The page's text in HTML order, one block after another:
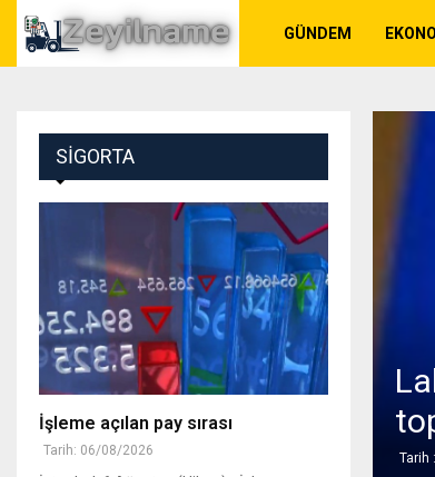
GÜNDEM
Tarih
SIGORTA
İşleme açılan pay sırası
Tarih: 06/08/2026